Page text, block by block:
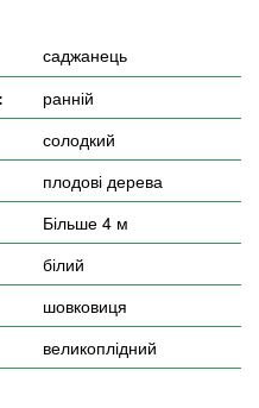
саджанець
ранній
солодкий
плодові дерева
Більше 4 м
білий
шовковиця
великоплідний